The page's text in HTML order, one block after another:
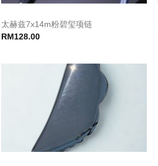
太赫兹7x14m粉碧玺项链
RM128.00